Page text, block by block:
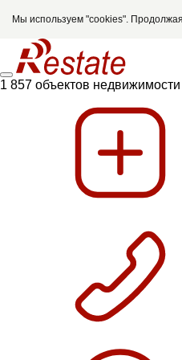
Мы используем "cookies".
1 857 объектов